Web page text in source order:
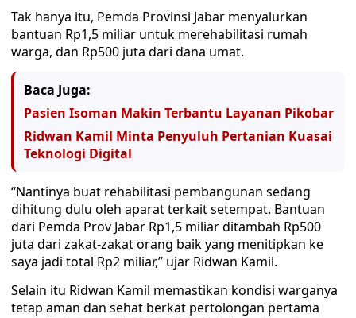
Tak hanya itu, Pemda Provinsi Jabar menyalurkan
bantuan Rp1,5 miliar untuk merehabilitasi rumah
warga, dan Rp500 juta dari dana umat.
Baca Juga:
Pasien Isoman Makin Terbantu Layanan Pikobar
Ridwan Kamil Minta Penyuluh Pertanian Kuasai
Teknologi Digital
“Nantinya buat rehabilitasi pembangunan sedang
dihitung dulu oleh aparat terkait setempat. Bantuan
dari Pemda Prov Jabar Rp1,5 miliar ditambah Rp500
juta dari zakat-zakat orang baik yang menitipkan ke
saya jadi total Rp2 miliar,” ujar Ridwan Kamil.
Selain itu Ridwan Kamil memastikan kondisi warganya
tetap aman dan sehat berkat pertolongan pertama